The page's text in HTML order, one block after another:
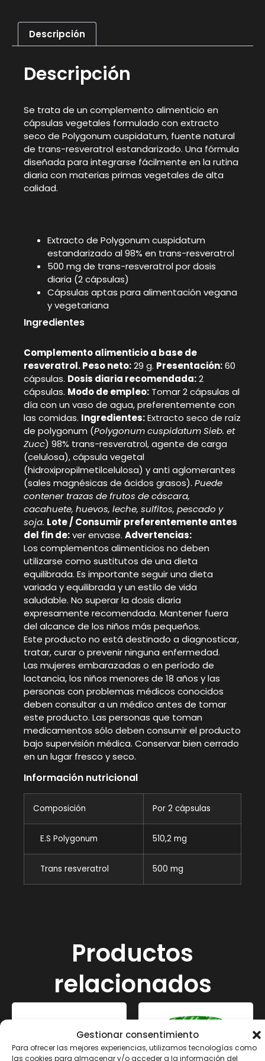
Gestionar consentimiento
Para ofrecer las mejores experiencias, utilizamos tecnologías como
las cookies para almacenar y/o acceder a la información del
Descripción
Descripción
Se trata de un complemento alimenticio en
cápsulas vegetales formulado con extracto
seco de Polygonum cuspidatum, fuente natural
de trans-resveratrol estandarizado. Una fórmula
diseñada para integrarse fácilmente en la rutina
diaria con materias primas vegetales de alta
calidad.
Extracto de Polygonum cuspidatum
estandarizado al 98% en trans-resveratrol
500 mg de trans-resveratrol por dosis
diaria (2 cápsulas)
Cápsulas aptas para alimentación vegana
y vegetariana
Ingredientes
Complemento alimenticio a base de
resveratrol. Peso neto:29 g. Presentación:60
cápsulas. Dosis diaria recomendada:2
cápsulas. Modo de empleo: Tomar 2 cápsulas al
día con un vaso de agua, preferentemente con
las comidas. Ingredientes:Extracto seco de raíz
de polygonum (Polygonum cuspidatum Sieb. et
Zucc) 98% trans-resveratrol, agente de carga
(celulosa), cápsula vegetal
(hidroxipropilmetilcelulosa) y anti aglomerantes
(sales magnésicas de ácidos grasos). Puede
contener trazas de frutos de cáscara,
cacahuete, huevos, leche, sulfitos, pescado y
soja. Lote / Consumir preferentemente antes
del fin de:ver envase. Advertencias:
Los complementos alimenticios no deben
utilizarse como sustitutos de una dieta
equilibrada. Es importante seguir una dieta
variada y equilibrada y un estilo de vida
saludable. No superar la dosis diaria
expresamente recomendada. Mantener fuera
del alcance de los niños más pequeños.
Este producto no está destinado a diagnosticar,
tratar, curar o prevenir ninguna enfermedad.
Las mujeres embarazadas o en período de
lactancia, los niños menores de 18 años y las
personas con problemas médicos conocidos
deben consultar a un médico antes de tomar
este producto. Las personas que toman
medicamentos sólo deben consumir el producto
bajo supervisión médica. Conservar bien cerrado
en un lugar fresco y seco.
Información nutricional
Composición Por 2 cápsulas
E.S Polygonum 510,2 mg
Trans resveratrol 500 mg
Productos
relacionados